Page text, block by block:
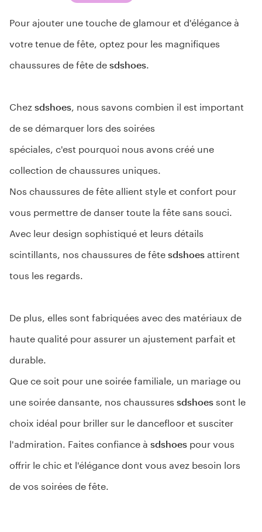
Pour ajouter une touche de glamour et d'élégance à
votre tenue de fête, optez pour les magnifiques
chaussures de fête de sdshoes.
Chez sdshoes, nous savons combien il est important
de se démarquer lors des soirées
spéciales, c'est pourquoi nous avons créé une
collection de chaussures uniques.
Nos chaussures de fête allient style et confort pour
vous permettre de danser toute la fête sans souci.
Avec leur design sophistiqué et leurs détails
scintillants, nos chaussures de fête sdshoes attirent
tous les regards.
De plus, elles sont fabriquées avec des matériaux de
haute qualité pour assurer un ajustement parfait et
durable.
Que ce soit pour une soirée familiale, un mariage ou
une soirée dansante, nos chaussures sdshoes sont le
choix idéal pour briller sur le dancefloor et susciter
l'admiration. Faites confiance à sdshoes pour vous
offrir le chic et l'élégance dont vous avez besoin lors
de vos soirées de fête.